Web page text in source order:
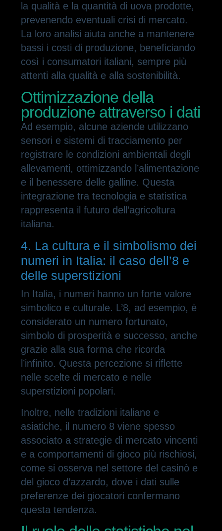
la qualità e la quantità di uova prodotte,
prevenendo eventuali crisi di mercato.
La loro analisi aiuta anche a mantenere
bassi i costi di produzione, beneficiando
così i consumatori italiani, sempre più
attenti alla qualità e alla sostenibilità.
Ottimizzazione della
produzione attraverso i dati
Ad esempio, alcune aziende utilizzano
sensori e sistemi di tracciamento per
registrare le condizioni ambientali degli
allevamenti, ottimizzando l’alimentazione
e il benessere delle galline. Questa
integrazione tra tecnologia e statistica
rappresenta il futuro dell’agricoltura
italiana.
4. La cultura e il simbolismo dei
numeri in Italia: il caso dell’8 e
delle superstizioni
In Italia, i numeri hanno un forte valore
simbolico e culturale. L’8, ad esempio, è
considerato un numero fortunato,
simbolo di prosperità e successo, anche
grazie alla sua forma che ricorda
l’infinito. Questa percezione si riflette
nelle scelte di mercato e nelle
superstizioni popolari.
Inoltre, nelle tradizioni italiane e
asiatiche, il numero 8 viene spesso
associato a strategie di mercato vincenti
e a comportamenti di gioco più rischiosi,
come si osserva nel settore del casinò e
del gioco d’azzardo, dove i dati sulle
preferenze dei giocatori confermano
questa tendenza.